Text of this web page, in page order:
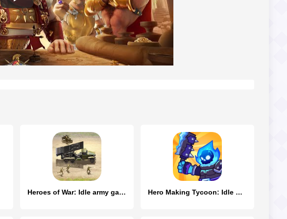
Heroes of War: Idle army game Hero Making Tycoon: Idle Games